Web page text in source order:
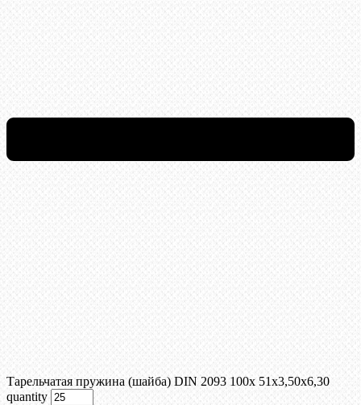
Тарельчатая пружина (шайба) DIN 2093 100x 51x3,50x6,30
quantity